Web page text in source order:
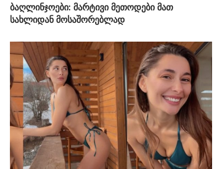
ბაღლინჯოები: მარტივი მეთოდები მათ
სახლიდან მოსაშორებლად